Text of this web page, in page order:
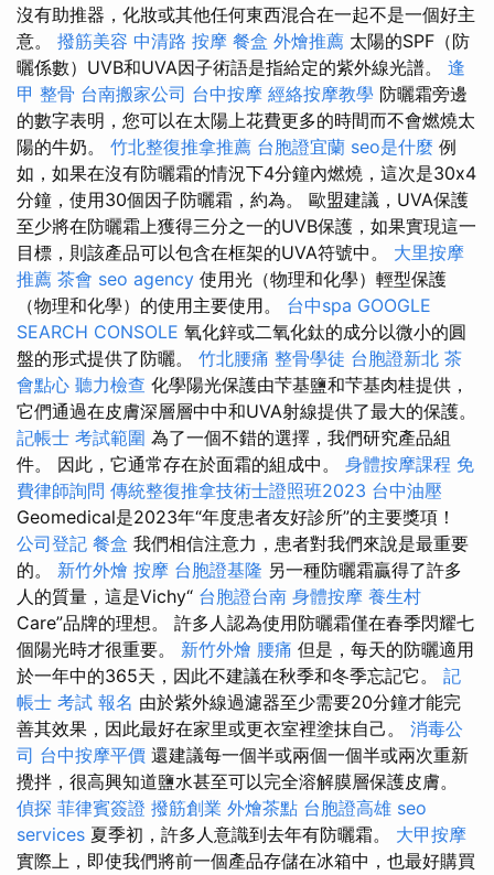
沒有助推器，化妝或其他任何東西混合在一起不是一個好主
意。 撥筋美容 中清路 按摩 餐盒 外燴推薦 太陽的SPF（防
曬係數）UVB和UVA因子術語是指給定的紫外線光譜。 逢
甲 整骨 台南搬家公司 台中按摩 經絡按摩教學 防曬霜旁邊
的數字表明，您可以在太陽上花費更多的時間而不會燃燒太
陽的牛奶。 竹北整復推拿推薦 台胞證宜蘭 seo是什麼 例
如，如果在沒有防曬霜的情況下4分鐘內燃燒，這次是30x4
分鐘，使用30個因子防曬霜，約為。 歐盟建議，UVA保護
至少將在防曬霜上獲得三分之一的UVB保護，如果實現這一
目標，則該產品可以包含在框架的UVA符號中。 大里按摩
推薦 茶會 seo agency 使用光（物理和化學）輕型保護
（物理和化學）的使用主要使用。 台中spa GOOGLE
SEARCH CONSOLE 氧化鋅或二氧化鈦的成分以微小的圓
盤的形式提供了防曬。 竹北腰痛 整骨學徒 台胞證新北 茶
會點心 聽力檢查 化學陽光保護由芐基鹽和芐基肉桂提供，
它們通過在皮膚深層層中中和UVA射線提供了最大的保護。
記帳士 考試範圍 為了一個不錯的選擇，我們研究產品組
件。 因此，它通常存在於面霜的組成中。 身體按摩課程 免
費律師詢問 傳統整復推拿技術士證照班2023 台中油壓
Geomedical是2023年“年度患者友好診所”的主要獎項！
公司登記 餐盒 我們相信注意力，患者對我們來說是最重要
的。 新竹外燴 按摩 台胞證基隆 另一種防曬霜贏得了許多
人的質量，這是Vichy“ 台胞證台南 身體按摩 養生村
Care”品牌的理想。 許多人認為使用防曬霜僅在春季閃耀七
個陽光時才很重要。 新竹外燴 腰痛 但是，每天的防曬適用
於一年中的365天，因此不建議在秋季和冬季忘記它。 記
帳士 考試 報名 由於紫外線過濾器至少需要20分鐘才能完
善其效果，因此最好在家里或更衣室裡塗抹自己。 消毒公
司 台中按摩平價 還建議每一個半或兩個一個半或兩次重新
攪拌，很高興知道鹽水甚至可以完全溶解膜層保護皮膚。
偵探 菲律賓簽證 撥筋創業 外燴茶點 台胞證高雄 seo
services 夏季初，許多人意識到去年有防曬霜。 大甲按摩
實際上，即使我們將前一個產品存儲在冰箱中，也最好購買